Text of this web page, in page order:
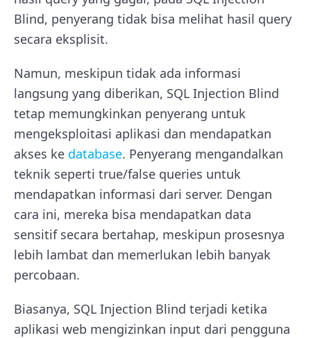
Blind, penyerang tidak bisa melihat hasil query
secara eksplisit.
Namun, meskipun tidak ada informasi
langsung yang diberikan, SQL Injection Blind
tetap memungkinkan penyerang untuk
mengeksploitasi aplikasi dan mendapatkan
akses ke database. Penyerang mengandalkan
teknik seperti true/false queries untuk
mendapatkan informasi dari server. Dengan
cara ini, mereka bisa mendapatkan data
sensitif secara bertahap, meskipun prosesnya
lebih lambat dan memerlukan lebih banyak
percobaan.
Biasanya, SQL Injection Blind terjadi ketika
aplikasi web mengizinkan input dari pengguna